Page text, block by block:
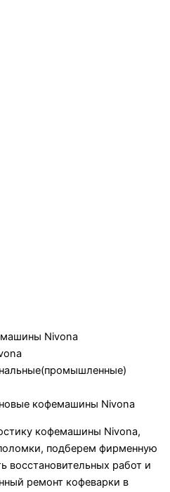
Nivona
кофемашины Nivona
кофемашины Nivona,
подберем фирменную
восстановительных работ и
ремонт кофеварки в